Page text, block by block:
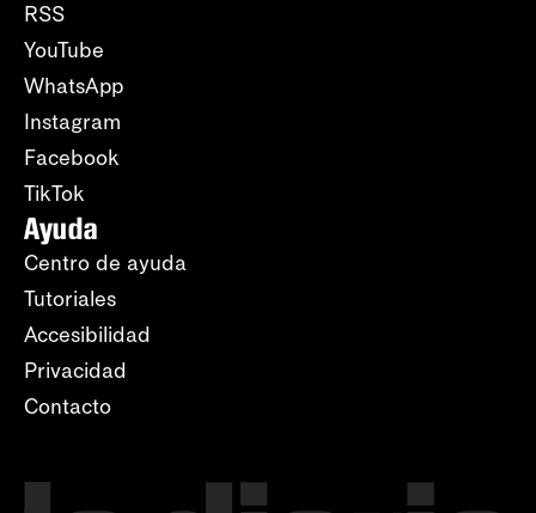
RSS
YouTube
WhatsApp
Instagram
Facebook
TikTok
Ayuda
Centro de ayuda
Tutoriales
Accesibilidad
Privacidad
Contacto